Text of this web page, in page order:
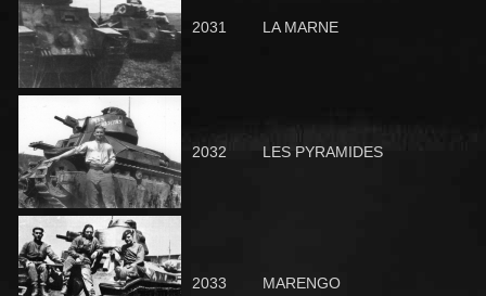
2031 LA MARNE
2032 LES PYRAMIDES
2033 MARENGO